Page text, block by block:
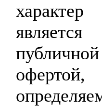
является
публичной
офертой,